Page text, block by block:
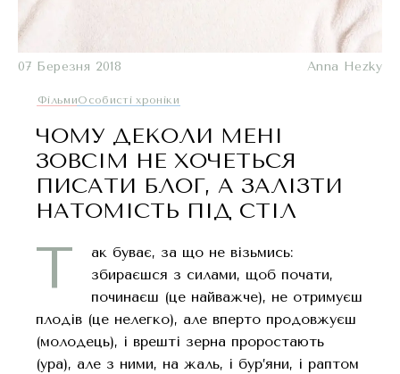
07 Березня 2018 Anna Hezky
ФільмиOсобисті хроніки
ЧОМУ ДЕКОЛИ МЕНІ
ЗОВСІМ НЕ ХОЧЕТЬСЯ
ПИСАТИ БЛОГ, А ЗАЛІЗТИ
НАТОМІСТЬ ПІД СТІЛ
Т
ак буває, за що не візьмись:
збираєшся з силами, щоб почати,
починаєш (це найважче), не отримуєш
плодів (це нелегко), але вперто продовжуєш
(молодець), і врешті зерна проростають
(ура), але з ними, на жаль, і бур’яни, і раптом